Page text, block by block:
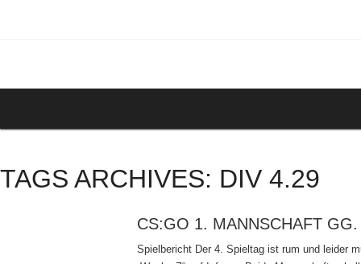
TAGS ARCHIVES: DIV 4.29
CS:GO 1. MANNSCHAFT
Spielbericht Der 4. Spieltag ist rum und leider